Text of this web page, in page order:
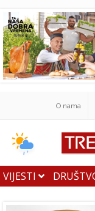
O nama
VIJESTI